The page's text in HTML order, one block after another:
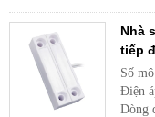
Nhà
tiếp
Số
Điện
Dòng